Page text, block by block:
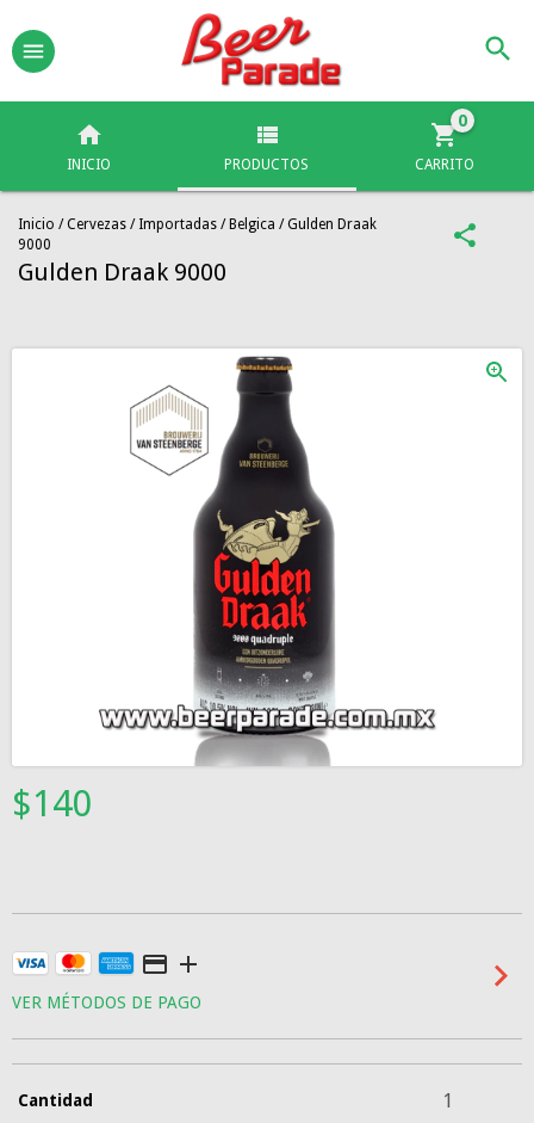
INICIO PRODUCTOS CARRITO
0
Inicio / Cervezas / Importadas / Belgica / Gulden Draak
9000
Gulden Draak 9000
$140
VER MÉTODOS DE PAGO
Cantidad